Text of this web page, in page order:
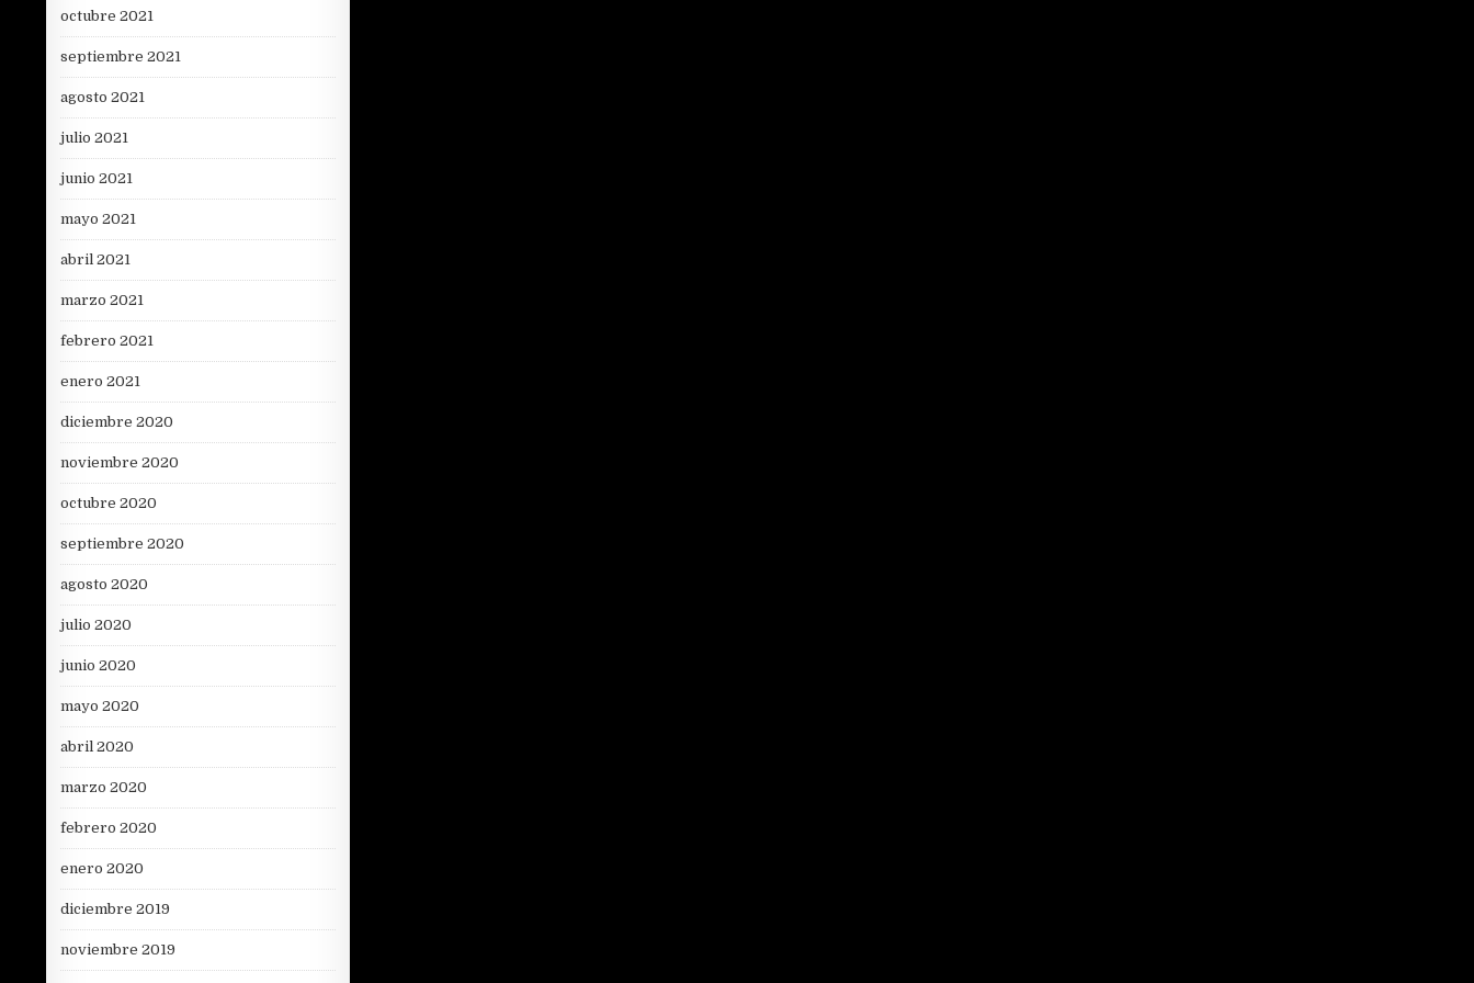
octubre 2021
septiembre 2021
agosto 2021
julio 2021
junio 2021
mayo 2021
abril 2021
marzo 2021
febrero 2021
enero 2021
diciembre 2020
noviembre 2020
octubre 2020
septiembre 2020
agosto 2020
julio 2020
junio 2020
mayo 2020
abril 2020
marzo 2020
febrero 2020
enero 2020
diciembre 2019
noviembre 2019